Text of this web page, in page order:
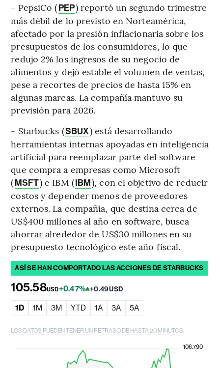
- PepsiCo (PEP) reportó un segundo trimestre
más débil de lo previsto en Norteamérica,
afectado por la presión inflacionaria sobre los
presupuestos de los consumidores, lo que
redujo 2% los ingresos de su negocio de
alimentos y dejó estable el volumen de ventas,
pese a recortes de precios de hasta 15% en
algunas marcas. La compañía mantuvo su
previsión para 2026.
- Starbucks (SBUX) está desarrollando
herramientas internas apoyadas en inteligencia
artificial para reemplazar parte del software
que compra a empresas como Microsoft
(MSFT) e IBM (IBM), con el objetivo de reducir
costos y depender menos de proveedores
externos. La compañía, que destina cerca de
US$400 millones al año en software, busca
ahorrar alrededor de US$30 millones en su
presupuesto tecnológico este año fiscal.
ASÍ SE HAN COMPORTADO LAS ACCIONES DE STARBUCKS
105.58USD+0.47% +0.49 USD
1D 1M 3M YTD 1A 3A 5A
LOS DATOS PUEDEN TENER UN RETRASO DE HASTA 20 MINUTOS.
106.790